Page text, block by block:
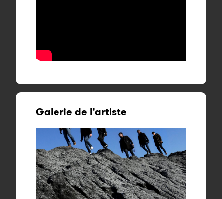
Galerie de l'artiste